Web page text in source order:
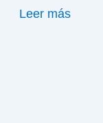
Leer más